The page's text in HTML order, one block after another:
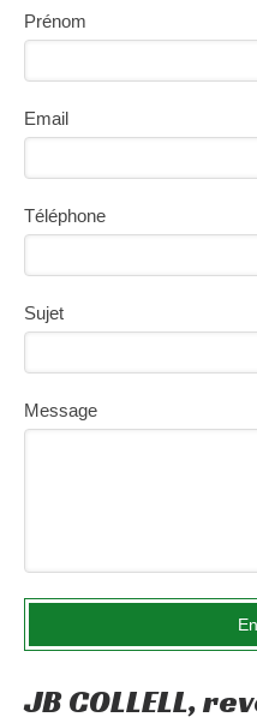
Prénom
Email
Téléphone
Sujet
Message
JB COLLELL,